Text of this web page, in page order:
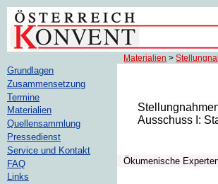
Materialien >
Ausschuss I:
Ökumenische
Grundlagen
Zusammensetzung
Termine
Materialien
Quellensammlung
Pressedienst
Service und Kontakt
FAQ
Links